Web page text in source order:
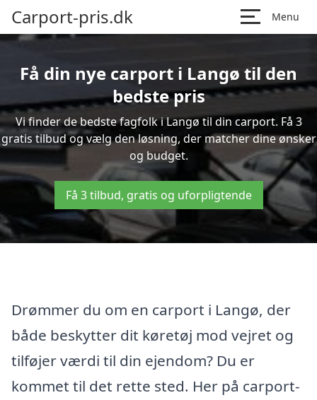
Carport-pris.dk Menu
Få din nye carport i Langø til den
bedste pris
Vi finder de bedste fagfolk i Langø til din carport. Få 3
gratis tilbud og vælg den løsning, der matcher dine ønsker
og budget.
Få 3 tilbud, gratis og uforpligtende
Drømmer du om en carport i Langø, der
både beskytter dit køretøj mod vejret og
tilføjer værdi til din ejendom? Du er
kommet til det rette sted. Her på carport-